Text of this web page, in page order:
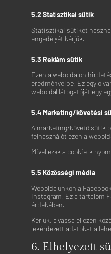
5.2 Statisztikai sütik
Statisztikai sütiket
engedélyét kérjük.
5.3 Reklám sütik
Ezen a weboldalon
eredményeibe. Ez egy
weboldal látogatóját egy
5.4 Marketing/követési
A marketing/követő sütik
felhasználót ezen a
Mivel ezek a cookie-k
5.5 Közösségi média
Weboldalunkon a
Instagram. Ez a tartalom
érdekében.
Kérjük, olvassa el ezen
lekérdezett adatokat a
6. Elhelyezett